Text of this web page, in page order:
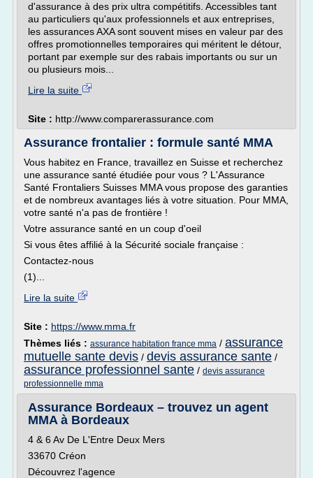
d'assurance à des prix ultra compétitifs. Accessibles tant
au particuliers qu'aux professionnels et aux entreprises,
les assurances AXA sont souvent mises en valeur par des
offres promotionnelles temporaires qui méritent le détour,
portant par exemple sur des rabais importants ou sur un
ou plusieurs mois...
Lire la suite
Site : http://www.comparerassurance.com
Assurance frontalier : formule santé MMA
Vous habitez en France, travaillez en Suisse et recherchez
une assurance santé étudiée pour vous ? L'Assurance
Santé Frontaliers Suisses MMA vous propose des garanties
et de nombreux avantages liés à votre situation. Pour MMA,
votre santé n'a pas de frontière !
Votre assurance santé en un coup d'oeil
Si vous êtes affilié à la Sécurité sociale française :
Contactez-nous
(1)...
Lire la suite
Site : https://www.mma.fr
Thèmes liés : assurance habitation france mma / assurance
mutuelle sante devis / devis assurance sante /
assurance professionnel sante / devis assurance
professionnelle mma
Assurance Bordeaux – trouvez un agent
MMA à Bordeaux
4 & 6 Av De L'Entre Deux Mers
33670 Créon
Découvrez l'agence